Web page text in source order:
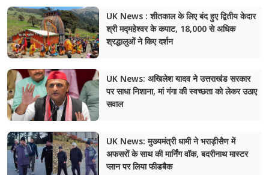
UK News : शीतकाल के लिए बंद हुए द्वितीय केदार
श्री मद्महेश्वर के कपाट, 18,000 से अधिक
श्रद्धालुओं ने किए दर्शन
UK News: अखिलेश यादव ने उत्तराखंड सरकार
पर साधा निशाना, मां गंगा की स्वच्छता को लेकर उठाए
सवाल
UK News: मुख्यमंत्री धामी ने भराड़ीसैण में
अफसरों के साथ की मार्निंग वॉक, बदरीनाथ मास्टर
प्लान पर लिया फीडबैक
नैनीताल
बागेश्वर
हरिद्वार